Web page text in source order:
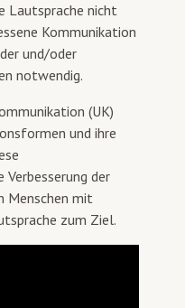
Diagnostik
Lautsprache nicht
Kommunikation
und/oder
notwendig.
(UK)
und ihre
der
Menschen mit
zum Ziel.